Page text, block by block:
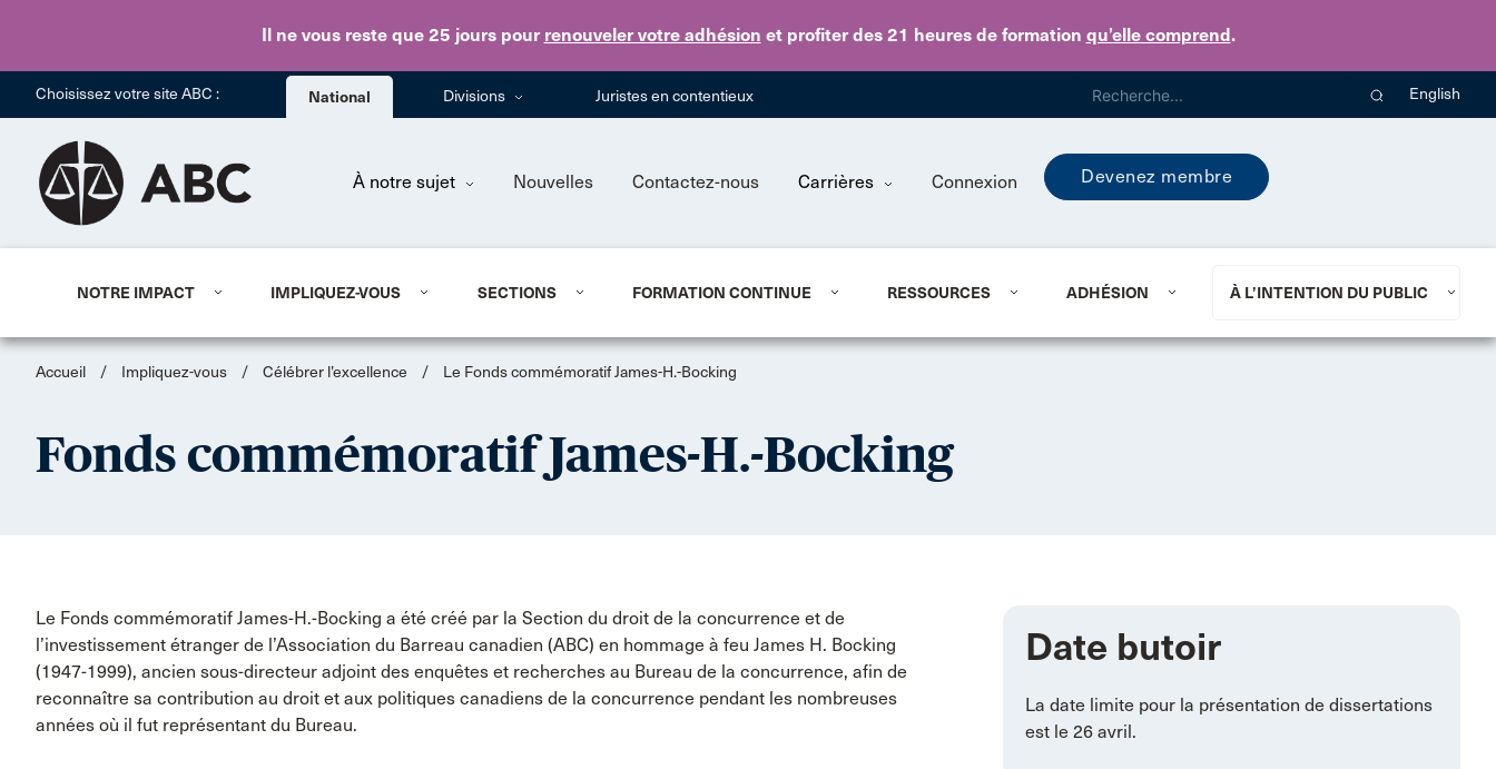
Il ne vous reste que 25 jourspour renouveler votre adhésion et profiter des 21 heures de formation qu’elle comprend.
Skip to main content
Choisissez votre site ABC : National Divisions Juristes en contentieux English
À notre sujet Nouvelles Contactez-nous Carrières Connexion Devenez membre
NOTRE IMPACT IMPLIQUEZ-VOUS SECTIONS FORMATION CONTINUE RESSOURCES ADHÉSION À L’INTENTION DU PUBLIC
Accueil / Impliquez-vous / Célébrer l’excellence / Le Fonds commémoratif James-H.-Bocking
Fonds commémoratif James-H.-Bocking
Le Fonds commémoratif James-H.-Bocking a été créé par la Section du droit de la concurrence et de
l’investissement étranger de l’Association du Barreau canadien (ABC) en hommage à feu James H. Bocking
(1947-1999), ancien sous-directeur adjoint des enquêtes et recherches au Bureau de la concurrence, afin de
reconnaître sa contribution au droit et aux politiques canadiens de la concurrence pendant les nombreuses
années où il fut représentant du Bureau.
Date butoir
La date limite pour la présentation de dissertations
est le 26 avril.